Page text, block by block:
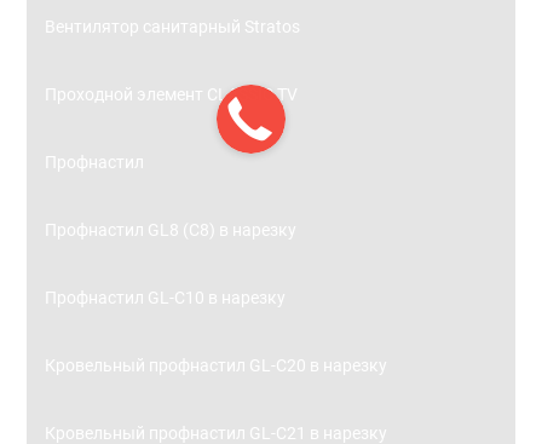
Вентилятор санитарный Stratos
Проходной элемент CLASSIC TV
Профнастил
Профнастил GL8 (С8) в нарезку
Профнастил GL-С10 в нарезку
Кровельный профнастил GL-С20 в нарезку
Кровельный профнастил GL-С21 в нарезку